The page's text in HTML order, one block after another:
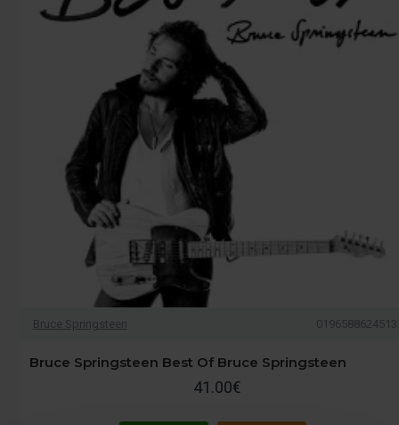
Bruce Springsteen 0196588624513
Bruce Springsteen Best Of Bruce Springsteen
41.00€